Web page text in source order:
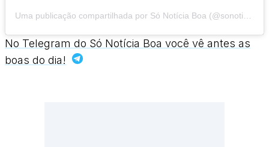
No Telegram do Só Notícia Boa você vê antes as
boas do dia!